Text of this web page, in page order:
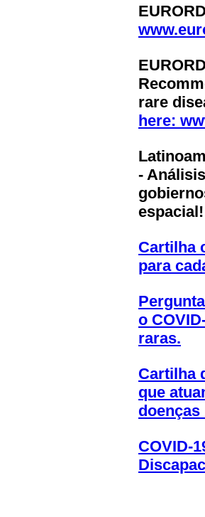
rare
here:
-
Cartilha
para
o
raras.
Cartilha
que
doenças
COVID-